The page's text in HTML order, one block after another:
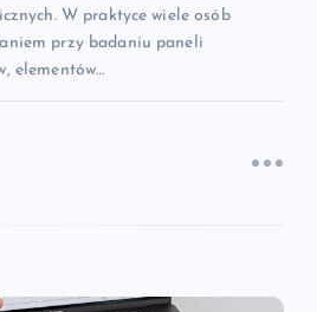
W praktyce wiele osób
przy badaniu paneli
elementów…